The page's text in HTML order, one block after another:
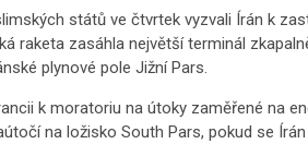
států ve čtvrtek vyzvali Írán k
raketa zasáhla největší terminál
plynové pole Jižní Pars.
k moratoriu na útoky zaměřené na
na ložisko South Pars, pokud se Írán